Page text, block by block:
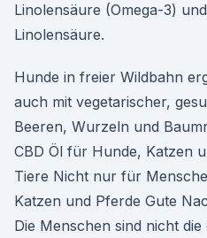
Linolensäure (Omega-3)
Linolensäure.
Hunde in freier Wildbahn
auch mit vegetarischer,
Beeren, Wurzeln und
CBD Öl für Hunde, Katzen
Tiere Nicht nur für
Katzen und Pferde Gute
Die Menschen sind nicht